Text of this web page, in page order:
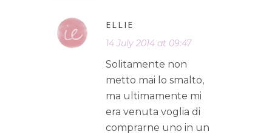
ELLIE
14 July 2014 at 09:47
Solitamente non
metto mai lo smalto,
ma ultimamente mi
era venuta voglia di
comprarne uno in un